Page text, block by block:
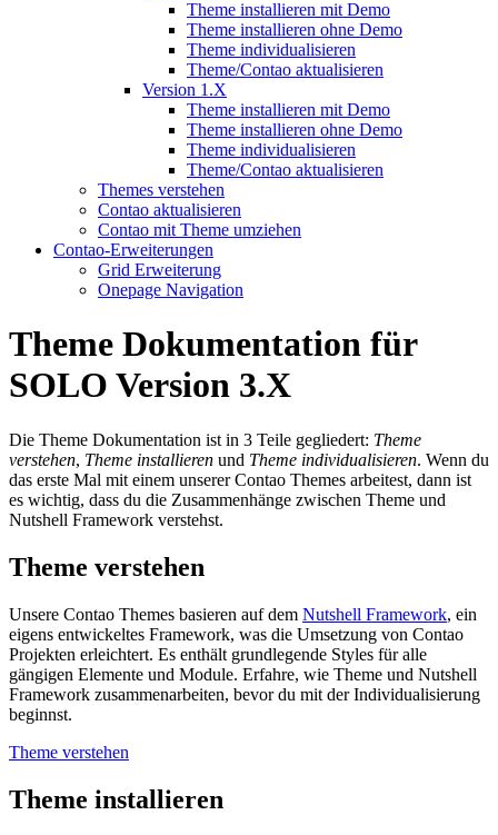
Theme installieren mit Demo
Theme installieren ohne Demo
Theme individualisieren
Theme/Contao aktualisieren
Version 1.X
Theme installieren mit Demo
Theme installieren ohne Demo
Theme individualisieren
Theme/Contao aktualisieren
Themes verstehen
Contao aktualisieren
Contao mit Theme umziehen
Contao-Erweiterungen
Grid Erweiterung
Onepage Navigation
Theme Dokumentation für
SOLO Version 3.X
Die Theme Dokumentation ist in 3 Teile gegliedert: Theme
verstehen, Theme installieren und Theme individualisieren. Wenn du
das erste Mal mit einem unserer Contao Themes arbeitest, dann ist
es wichtig, dass du die Zusammenhänge zwischen Theme und
Nutshell Framework verstehst.
Theme verstehen
Unsere Contao Themes basieren auf dem Nutshell Framework, ein
eigens entwickeltes Framework, was die Umsetzung von Contao
Projekten erleichtert. Es enthält grundlegende Styles für alle
gängigen Elemente und Module. Erfahre, wie Theme und Nutshell
Framework zusammenarbeiten, bevor du mit der Individualisierung
beginnst.
Theme verstehen
Theme installieren